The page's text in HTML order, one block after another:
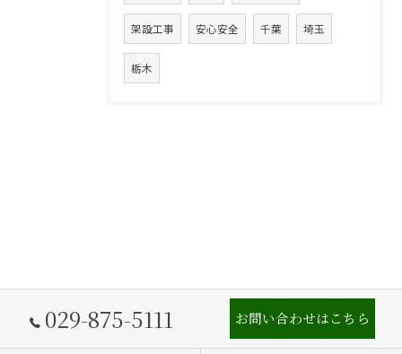
架設工事 安心安全 千葉 埼玉
栃木
029-875-5111 お問い合わせはこちら